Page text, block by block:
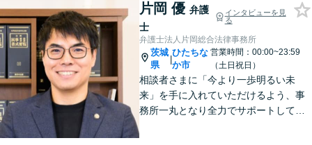
片岡 優 弁護
士
インタビューを見
る
弁護士法人片岡総合法律事務所
茨城
県
|
ひたちな
か市
営業時間：00:00~23:59
（土日祝日）
相談者さまに「今より一歩明るい未
来」を手に入れていただけるよう、事
務所一丸となり全力でサポートしてま